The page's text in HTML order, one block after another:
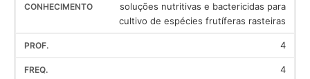
soluções nutritivas e bactericidas para
cultivo de espécies frutíferas rasteiras
4
4